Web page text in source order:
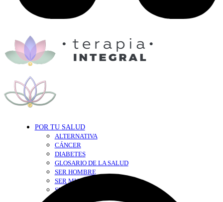
POR TU SALUD
ALTERNATIVA
CÁNCER
DIABETES
GLOSARIO DE LA SALUD
SER HOMBRE
SER MUJER
SEXY-SALUD